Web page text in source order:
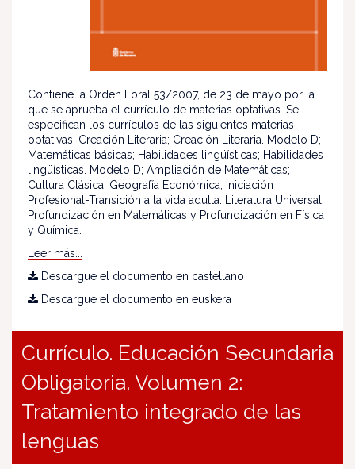
Contiene la Orden Foral 53/2007, de 23 de mayo por la
que se aprueba el currículo de materias optativas. Se
especifican los currículos de las siguientes materias
optativas: Creación Literaria; Creación Literaria. Modelo D;
Matemáticas básicas; Habilidades lingüísticas; Habilidades
lingüísticas. Modelo D; Ampliación de Matemáticas;
Cultura Clásica; Geografía Económica; Iniciación
Profesional-Transición a la vida adulta. Literatura Universal;
Profundización en Matemáticas y Profundización en Física
y Química.
Leer más...
Descargue el documento en castellano
Descargue el documento en euskera
Currículo. Educación Secundaria
Obligatoria. Volumen 2:
Tratamiento integrado de las
lenguas